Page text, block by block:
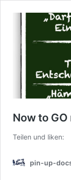
Now to
Teilen und liken:
pin-up-